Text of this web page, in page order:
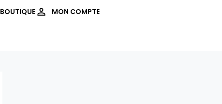
BOUTIQUE MON COMPTE